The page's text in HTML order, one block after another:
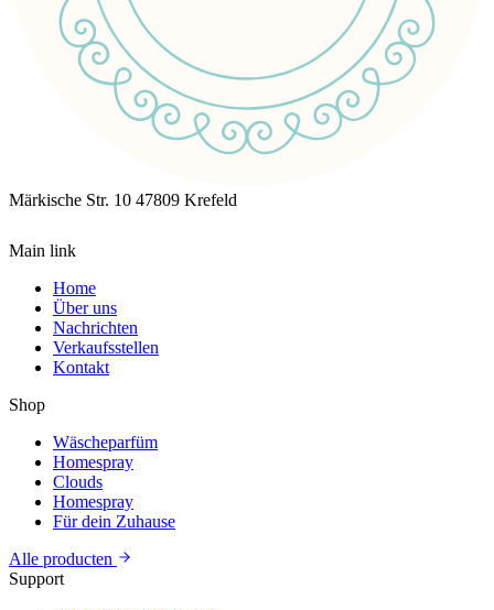
Märkische Str. 10 47809 Krefeld
Main link
Home
Über uns
Nachrichten
Verkaufsstellen
Kontakt
Shop
Wäscheparfüm
Homespray
Clouds
Homespray
Für dein Zuhause
Alle producten
Support